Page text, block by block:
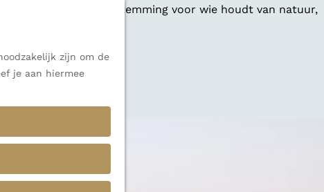
zijn om de
je aan hiermee
een veelzijdige bestemming voor wie houdt van natuur,